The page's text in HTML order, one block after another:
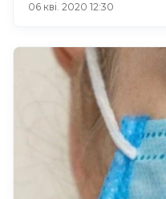
06 кві. 2020 12:30